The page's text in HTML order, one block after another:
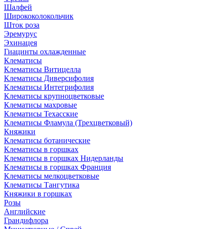
Шалфей
Ширококолокольчик
Шток роза
Эремурус
Эхинацея
Гиацинты охлажденные
Клематисы
Клематисы Витицелла
Клематисы Диверсифолия
Клематисы Интегрифолия
Клематисы крупноцветковые
Клематисы махровые
Клематисы Техасские
Клематисы Фламула (Трехцветковый)
Княжики
Клематисы ботанические
Клематисы в горшках
Клематисы в горшках Нидерланды
Клематисы в горшках Франция
Клематисы мелкоцветковые
Клематисы Тангутика
Княжики в горшках
Розы
Английские
Грандифлора